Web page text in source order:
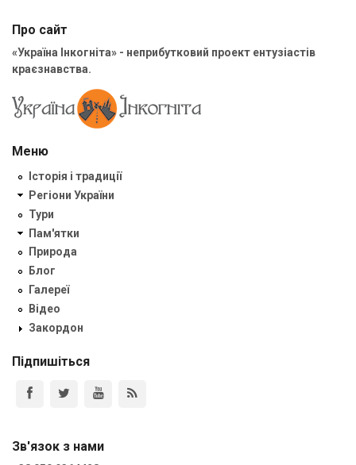
Про сайт
«Україна Інкогніта» - неприбутковий проект ентузіастів
краєзнавства.
Меню
Історія і традиції
Регіони України
Тури
Пам'ятки
Природа
Блог
Галереї
Відео
Закордон
Підпишіться
Зв'язок з нами